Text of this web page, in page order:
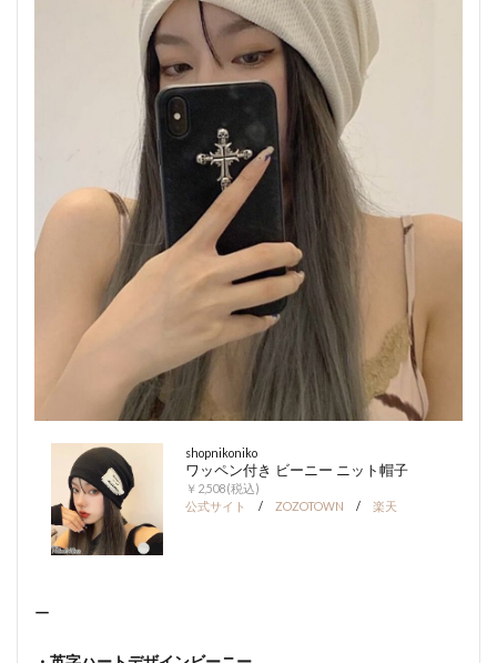
shopnikoniko
ワッペン付き ビーニー ニット帽子
￥2,508(税込)
公式サイト
/ ZOZOTOWN / 楽天
ー